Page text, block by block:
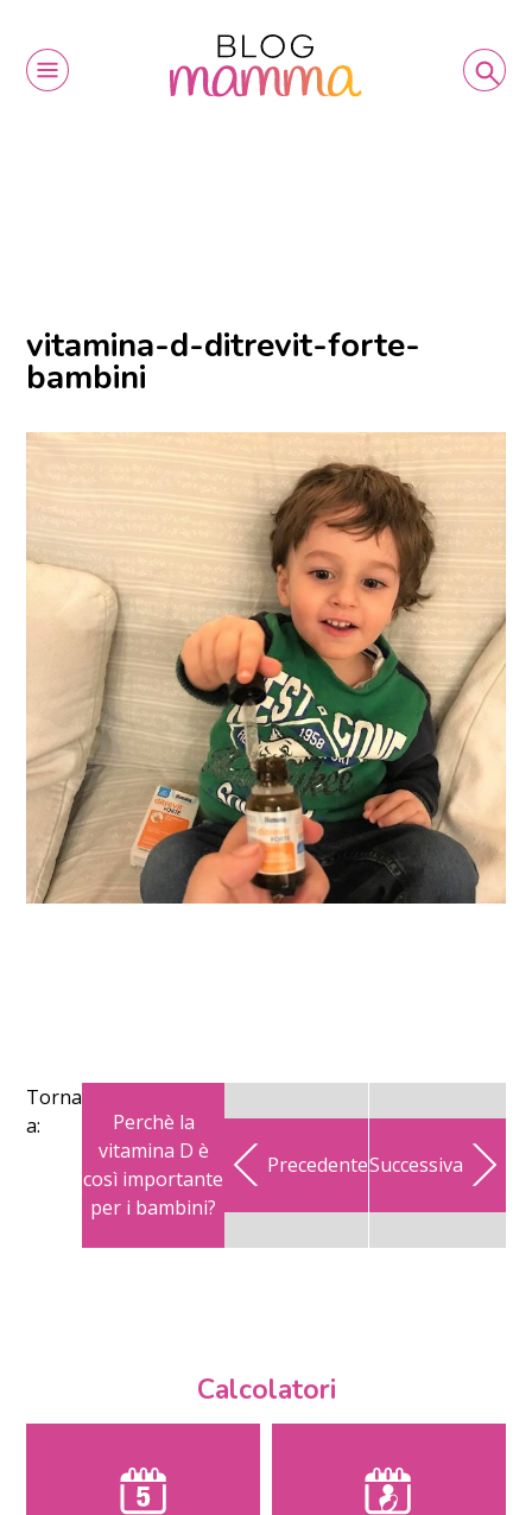
vitamina-d-ditrevit-forte-
bambini
Torna
a:
Perchè la
vitamina D è
così importante
per i bambini?
PrecedenteSuccessiva
Calcolatori